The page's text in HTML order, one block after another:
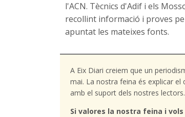
l'ACN. Tècnics d'Adif i els
recollint informació i proves
apuntat les mateixes fonts.
A Eix Diari creiem que un
mai. La nostra feina és explicar
amb el suport dels nostres lectors.
Si valores la nostra feina i